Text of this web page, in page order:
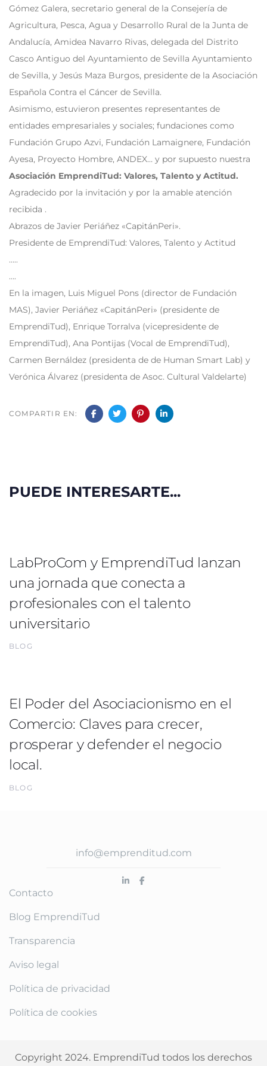
Gómez Galera, secretario general de la Consejería de
Agricultura, Pesca, Agua y Desarrollo Rural de la Junta de
Andalucía, Amidea Navarro Rivas, delegada del Distrito
Casco Antiguo del Ayuntamiento de Sevilla Ayuntamiento
de Sevilla, y Jesús Maza Burgos, presidente de la Asociación
Española Contra el Cáncer de Sevilla.
Asimismo, estuvieron presentes representantes de
entidades empresariales y sociales; fundaciones como
Fundación Grupo Azvi, Fundación Lamaignere, Fundación
Ayesa, Proyecto Hombre, ANDEX… y por supuesto nuestra
Asociación EmprendiTud: Valores, Talento y Actitud.
Agradecido por la invitación y por la amable atención
recibida .
Abrazos de Javier Periáñez «CapitánPeri».
Presidente de EmprendiTud: Valores, Talento y Actitud
…..
….
En la imagen, Luis Miguel Pons (director de Fundación
MAS), Javier Periáñez «CapitánPeri» (presidente de
EmprendiTud), Enrique Torralva (vicepresidente de
EmprendiTud), Ana Pontijas (Vocal de EmprendiTud),
Carmen Bernáldez (presidenta de de Human Smart Lab) y
Verónica Álvarez (presidenta de Asoc. Cultural Valdelarte)
COMPARTIR EN:
PUEDE INTERESARTE...
LabProCom y EmprendiTud lanzan
una jornada que conecta a
profesionales con el talento
universitario
BLOG
El Poder del Asociacionismo en el
Comercio: Claves para crecer,
prosperar y defender el negocio
local.
BLOG
info@emprenditud.com
Contacto
Blog EmprendiTud
Transparencia
Aviso legal
Política de privacidad
Política de cookies
Copyright 2024. EmprendiTud todos los derechos